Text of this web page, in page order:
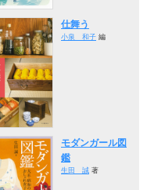
仕舞う
小泉 和子 編
モダンガール図
鑑
生田 誠 著